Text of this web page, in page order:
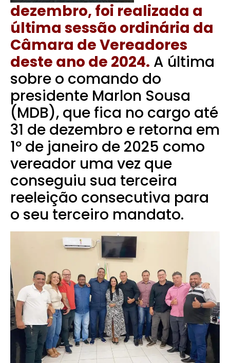
dezembro, foi realizada a
última sessão ordinária da
Câmara de Vereadores
deste ano de 2024. A última
sobre o comando do
presidente Marlon Sousa
(MDB), que fica no cargo até
31 de dezembro e retorna em
1º de janeiro de 2025 como
vereador uma vez que
conseguiu sua terceira
reeleição consecutiva para
o seu terceiro mandato.